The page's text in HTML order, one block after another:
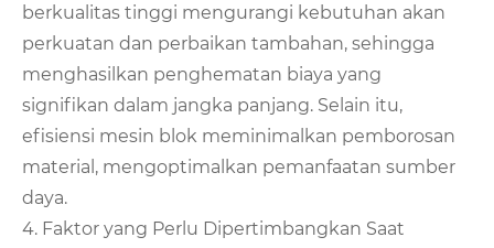
berkualitas tinggi mengurangi kebutuhan akan
perkuatan dan perbaikan tambahan, sehingga
menghasilkan penghematan biaya yang
signifikan dalam jangka panjang. Selain itu,
efisiensi mesin blok meminimalkan pemborosan
material, mengoptimalkan pemanfaatan sumber
daya.
4. Faktor yang Perlu Dipertimbangkan Saat